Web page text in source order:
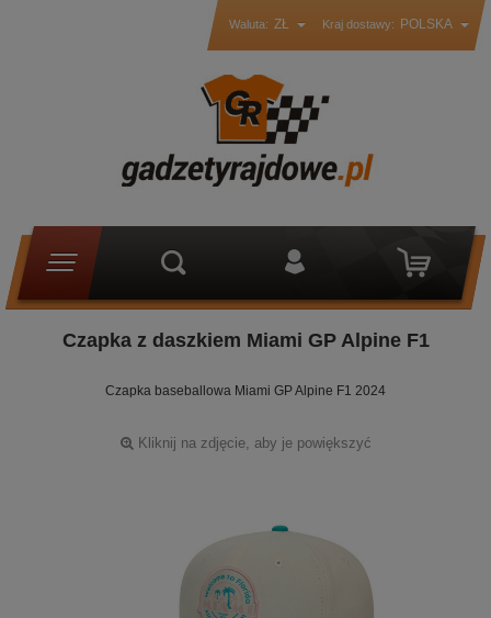
Waluta: ZŁ Kraj dostawy: POLSKA
Czapka z daszkiem Miami GP Alpine F1
Czapka baseballowa Miami GP Alpine F1 2024
Kliknij na zdjęcie, aby je powiększyć